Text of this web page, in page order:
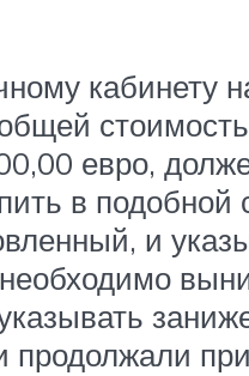
кабинету
евро,
в
и
продолжали